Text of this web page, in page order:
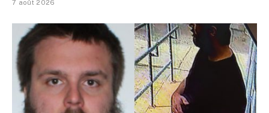
7 août 2026